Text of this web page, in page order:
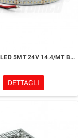
STRISCIA LED 5MT 24V 14.4/MT BIANCO CALDO 3000K
DETTAGLI